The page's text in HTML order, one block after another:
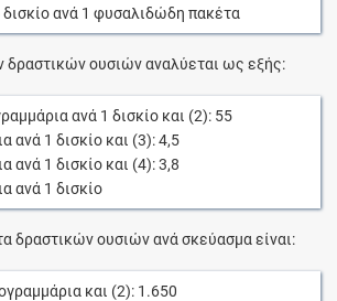
δισκίοανά 1 φυσαλιδώδη πακέτα
ουσιών αναλύεται ως εξής:
ανά 1 δισκίο και (2): 55
ανά 1 δισκίο και (3):4,5
ανά 1 δισκίο και (4):3,8
ανά 1 δισκίο
δραστικών ουσιών ανά σκεύασμα είναι:
και (2): 1.650